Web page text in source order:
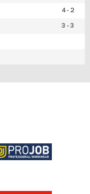
4 - 2
3 - 3